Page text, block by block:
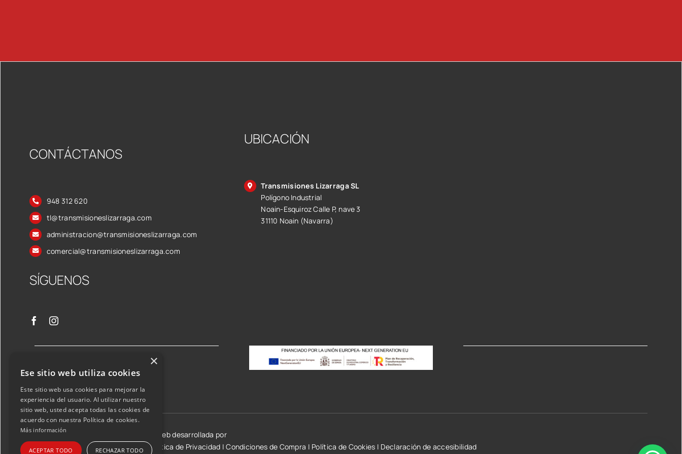
CONTÁCTANOS
948 312 620
tl@transmisioneslizarraga.com
administracion@transmisioneslizarraga.com
comercial@transmisioneslizarraga.com
SÍGUENOS
UBICACIÓN
Transmisiones Lizarraga SL
Polígono Industrial
Noain-Esquiroz Calle P, nave 3
31110 Noain (Navarra)
©2026 Transmisiones Lizarraga SL | Web desarrollada por
Aviso Legal y condiciones de uso |Política de Privacidad |Condiciones de Compra | Política de Cookies | Declaración de accesibilidad
×
Ese sitio web utiliza cookies
Este sitio web usa cookies para mejorar la
experiencia del usuario. Al utilizar nuestro
sitio web, usted acepta todas las cookies de
acuerdo con nuestra Política de cookies.
Más información
ACEPTAR TODO RECHAZAR TODO